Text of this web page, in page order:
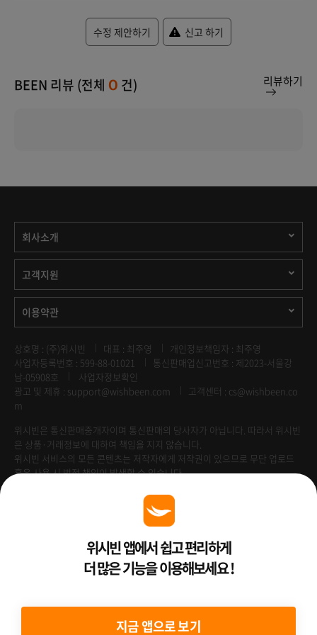
수정 제안하기 신고 하기
BEEN 리뷰 (전체 0 건) 리뷰하기
회사소개
고객지원
이용약관
상호명 : (주)위시빈 대표 : 최주영
개인정보책임자 : 최주영
사업자등록번호 : 599-88-01021
통신판매업신고번호 : 제2023-서울강
남-05908호
사업자정보확인
광고 및 제휴 : support@wishbeen.com
고객센터 : cs@wishbeen.co
m
위시빈은 통신판매중개자이며 통신판매의 당사자가 아닙니다. 따라서 위시빈
은 상품·거래정보에 대하여 책임을 지지 않습니다.
위시빈 서비스의 모든 콘텐츠는 저작자에게 저작권이 있으므로 무단 업로드
혹은 사용 시 법적 책임이 발생할 수 있습니다.
Venture Enterprise위시빈 앱에서 쉽고 편리하게
더 많은 기능을 이용해보세요 !
지금 앱으로 보기